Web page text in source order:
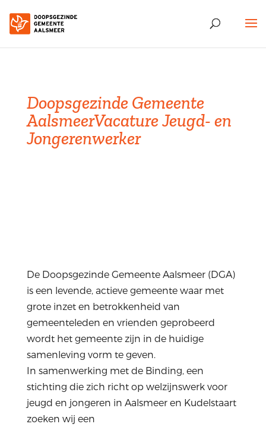
Doopsgezinde Gemeente
AalsmeerVacature Jeugd- en
Jongerenwerker
De Doopsgezinde Gemeente Aalsmeer (DGA)
is een levende, actieve gemeente waar met
grote inzet en betrokkenheid van
gemeenteleden en vrienden geprobeerd
wordt het gemeente zijn in de huidige
samenleving vorm te geven.
In samenwerking met de Binding, een
stichting die zich richt op welzijnswerk voor
jeugd en jongeren in Aalsmeer en Kudelstaart
zoeken wij een